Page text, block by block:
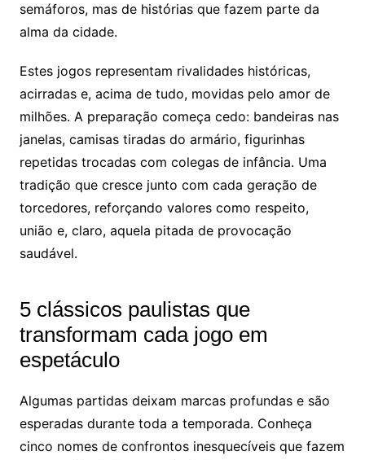
semáforos, mas de histórias que fazem parte da
alma da cidade.
Estes jogos representam rivalidades históricas,
acirradas e, acima de tudo, movidas pelo amor de
milhões. A preparação começa cedo: bandeiras nas
janelas, camisas tiradas do armário, figurinhas
repetidas trocadas com colegas de infância. Uma
tradição que cresce junto com cada geração de
torcedores, reforçando valores como respeito,
união e, claro, aquela pitada de provocação
saudável.
5 clássicos paulistas que
transformam cada jogo em
espetáculo
Algumas partidas deixam marcas profundas e são
esperadas durante toda a temporada. Conheça
cinco nomes de confrontos inesquecíveis que fazem